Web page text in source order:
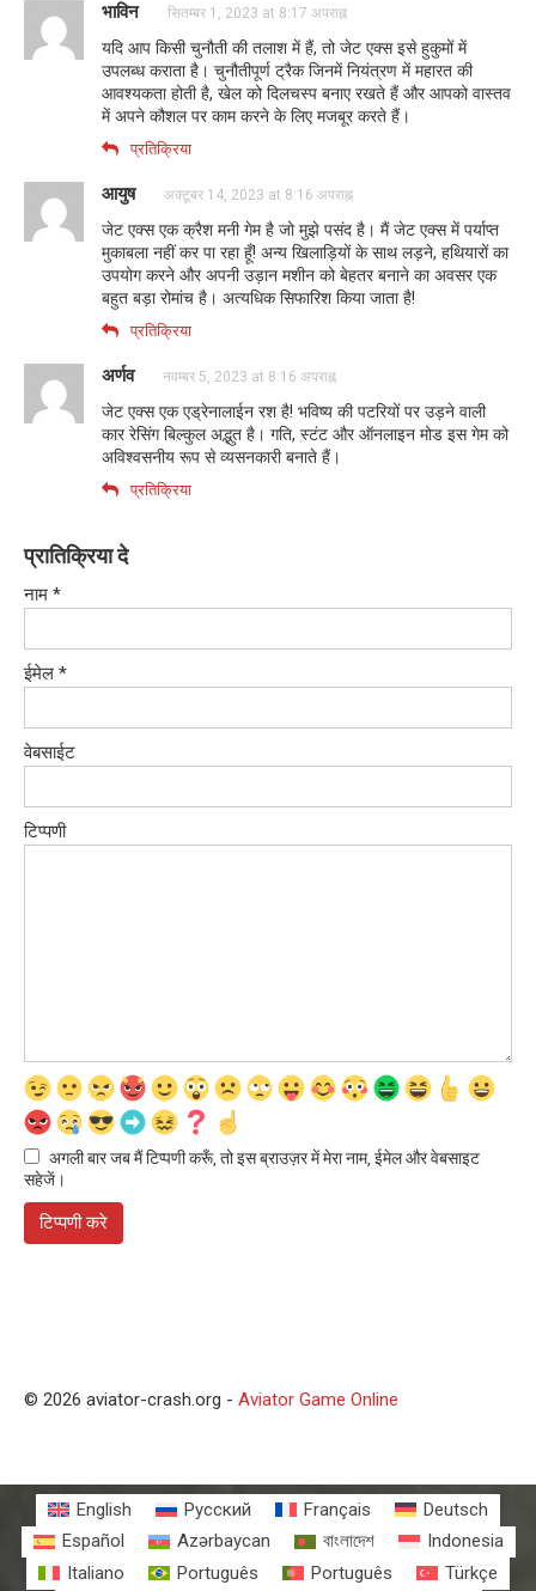
भाविन सितम्बर 1, 2023 at 8:17 अपराह्न
यदि आप किसी चुनौती की तलाश में हैं, तो जेट एक्स इसे हुकुमों में
उपलब्ध कराता है। चुनौतीपूर्ण ट्रैक जिनमें नियंत्रण में महारत की
आवश्यकता होती है, खेल को दिलचस्प बनाए रखते हैं और आपको वास्तव
में अपने कौशल पर काम करने के लिए मजबूर करते हैं।
प्रतिक्रिया
आयुष अक्टूबर 14, 2023 at 8:16 अपराह्न
जेट एक्स एक क्रैश मनी गेम है जो मुझे पसंद है। मैं जेट एक्स में पर्याप्त
मुकाबला नहीं कर पा रहा हूँ! अन्य खिलाड़ियों के साथ लड़ने, हथियारों का
उपयोग करने और अपनी उड़ान मशीन को बेहतर बनाने का अवसर एक
बहुत बड़ा रोमांच है। अत्यधिक सिफारिश किया जाता है!
प्रतिक्रिया
अर्णव नवम्बर 5, 2023 at 8:16 अपराह्न
जेट एक्स एक एड्रेनालाईन रश है! भविष्य की पटरियों पर उड़ने वाली
कार रेसिंग बिल्कुल अद्भुत है। गति, स्टंट और ऑनलाइन मोड इस गेम को
अविश्वसनीय रूप से व्यसनकारी बनाते हैं।
प्रतिक्रिया
प्रातिक्रिया दे
नाम *
ईमेल *
वेबसाईट
टिप्पणी
अगली बार जब मैं टिप्पणी करूँ, तो इस ब्राउज़र में मेरा नाम, ईमेल और वेबसाइट
सहेजें।
© 2026 aviator-crash.org - Aviator Game Online
English Русский Français
Deutsch
Español
Azərbaycan বাংলাদেশ
Indonesia
Italiano
Português Português Türkçe